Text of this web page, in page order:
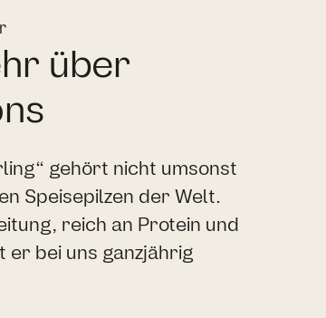
über
gehört nicht umsonst
Speisepilzen der Welt.
reich an Protein und
er bei uns ganzjährig